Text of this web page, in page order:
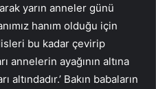
yarın anneler günü
hanım olduğu için
bu kadar çevirip
annelerin ayağının altına
altındadır.’ Bakın babaların